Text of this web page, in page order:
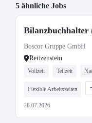
5 ähnliche Jobs
Bilanzbuchhalter
Boscor Gruppe GmbH
Reitzenstein
Vollzeit Teilzeit
Flexible Arbeitszeiten
28.07.2026